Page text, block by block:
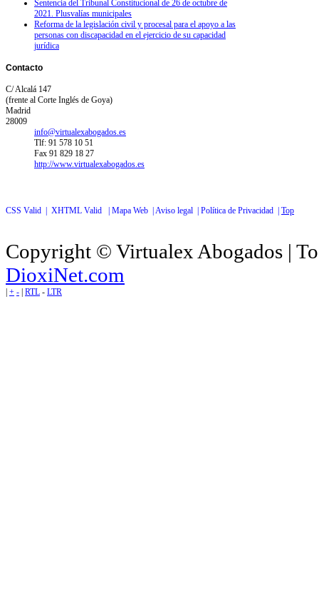
Sentencia del Tribunal Constitucional de 26 de octubre de
2021. Plusvalías municipales
Reforma de la legislación civil y procesal para el apoyo a las
personas con discapacidad en el ejercicio de su capacidad
jurídica
Contacto
C/ Alcalá 147
(frente al Corte Inglés de Goya)
Madrid
28009
info@virtualexabogados.es
Tlf: 91 578 10 51
Fax 91 829 18 27
http://www.virtualexabogados.es
CSS Valid | XHTML Valid | Mapa Web | Aviso legal | Política de Privacidad | Top
Copyright © Virtualex Abogados |
DioxiNet.com
+ - RTL - LTR